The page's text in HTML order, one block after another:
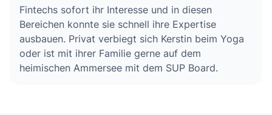
Fintechs sofort ihr Interesse und in diesen
Bereichen konnte sie schnell ihre Expertise
ausbauen. Privat verbiegt sich Kerstin beim Yoga
oder ist mit ihrer Familie gerne auf dem
heimischen Ammersee mit dem SUP Board.